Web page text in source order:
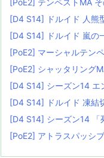
[D4 S14] ドルイド 人熊
[D4 S14] ドルイド 嵐の
[PoE2] マーシャルテン
[PoE2] シャッタリング
[D4 S14] シーズン14 エ
[D4 S14] ドルイド 凍結
[D4 S14] シーズン14 「
[PoE2] アトラスパッシ